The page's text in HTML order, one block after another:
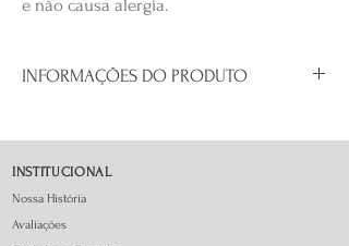
e não causa alergia.
INFORMAÇÕES DO PRODUTO
- Tam: 1 cm aprox.
INSTITUCIONAL
Nossa História
Avaliações